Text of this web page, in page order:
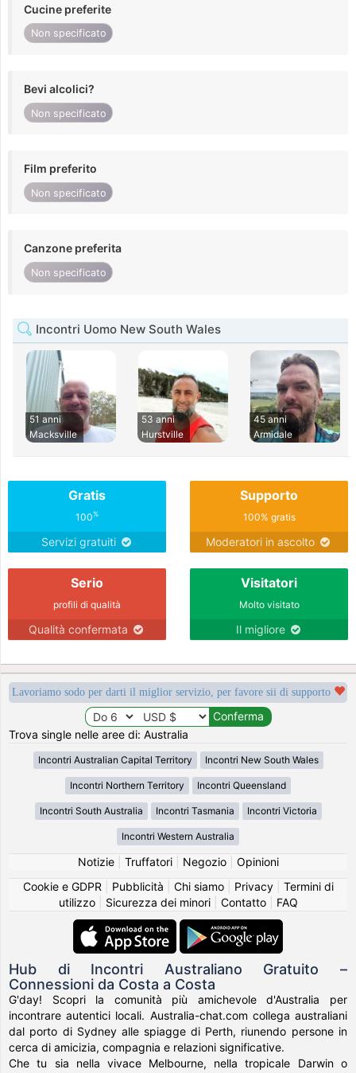
Cucine preferite
Non specificato
Bevi alcolici?
Non specificato
Film preferito
Non specificato
Canzone preferita
Non specificato
Incontri Uomo New South Wales
51 anni
Macksville
53 anni
Hurstville
45 anni
Armidale
Gratis
100%
Servizi gratuiti
Supporto
100% gratis
Moderatori in ascolto
Serio
profili di qualità
Qualità confermata
Visitatori
Molto visitato
Il migliore
Lavoriamo sodo per darti il miglior servizio, per favore sii di supporto
Trova single nelle aree di: Australia
Incontri Australian Capital Territory Incontri New South Wales
Incontri Northern Territory Incontri Queensland
Incontri South Australia Incontri Tasmania Incontri Victoria
Incontri Western Australia
Notizie| Truffatori| Negozio| Opinioni
Cookie e GDPR
Pubblicità Chi siamo| Privacy| Termini di
utilizzo| Sicurezza dei minori| Contatto| FAQ
Hub di Incontri Australiano Gratuito –
Connessioni da Costa a Costa
G'day! Scopri la comunità più amichevole d'Australia per
incontrare autentici locali. Australia-chat.com collega australiani
dal porto di Sydney alle spiagge di Perth, riunendo persone in
cerca di amicizia, compagnia e relazioni significative.
Che tu sia nella vivace Melbourne, nella tropicale Darwin o